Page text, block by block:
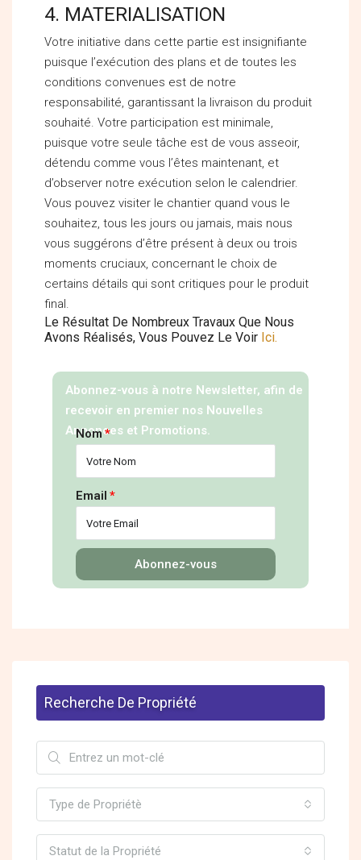
4. MATERIALISATION
Votre initiative dans cette partie est insignifiante
puisque l’exécution des plans et de toutes les
conditions convenues est de notre
responsabilité, garantissant la livraison du produit
souhaité. Votre participation est minimale,
puisque votre seule tâche est de vous asseoir,
détendu comme vous l’êtes maintenant, et
d’observer notre exécution selon le calendrier.
Vous pouvez visiter le chantier quand vous le
souhaitez, tous les jours ou jamais, mais nous
vous suggérons d’être présent à deux ou trois
moments cruciaux, concernant le choix de
certains détails qui sont critiques pour le produit
final.
Le Résultat De Nombreux Travaux Que Nous
Avons Réalisés, Vous Pouvez Le Voir Ici.
Abonnez-vous à notre Newsletter, afin de
recevoir en premier nos Nouvelles
Annonces et Promotions.
Nom
Email
Abonnez-vous
Recherche De Propriété
Type de Propriétè
Statut de la Propriété